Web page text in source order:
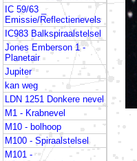
IC 59/63 _
Emissie/Reflectienevels
IC983 Balkspiraalstelsel
Jones Emberson 1 -
Planetair
Jupiter
kan weg
LDN 1251 Donkere nevel
M1 - Krabnevel
M10 - bolhoop
M100 - Spiraalstelsel
M101 -